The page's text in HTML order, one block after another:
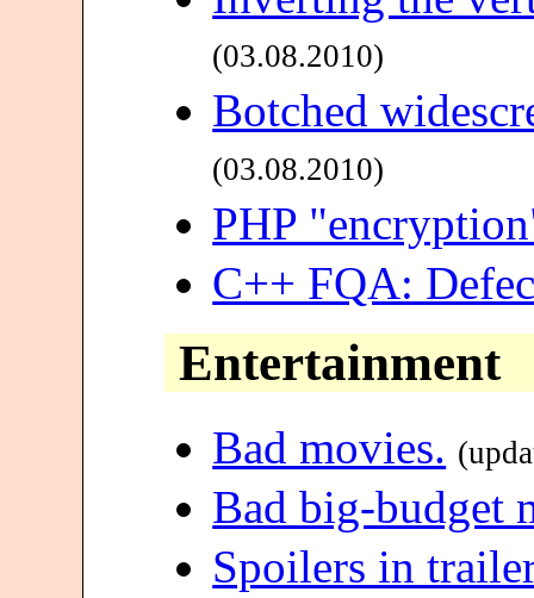
(03.08.2010)
Botched
(03.08.2010)
PHP
C++ FQA:
Entertainment
Bad movies.
Bad big-budget
Spoilers in